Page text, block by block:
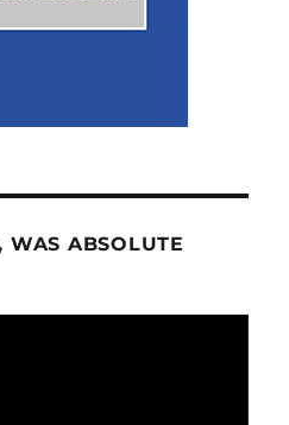
WAS ABSOLUTE